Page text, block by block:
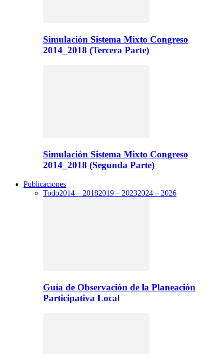
Simulación Sistema Mixto Congreso
2014_2018 (Tercera Parte)
Simulación Sistema Mixto Congreso
2014_2018 (Segunda Parte)
Publicaciones
Todo2014 – 20182019 – 20232024 – 2026
Guía de Observación de la Planeación
Participativa Local